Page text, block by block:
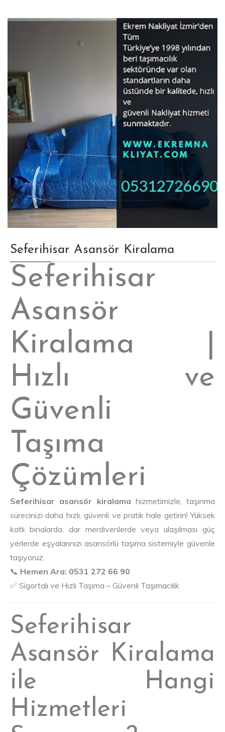
Seferihisar Asansör Kiralama
Seferihisar
Asansör
Kiralama |
Hızlı ve
Güvenli
Taşıma
Çözümleri
Seferihisar asansör kiralama hizmetimizle, taşınma
sürecinizi daha hızlı, güvenli ve pratik hale getirin! Yüksek
katlı binalarda, dar merdivenlerde veya ulaşılması güç
yerlerde eşyalarınızı asansörlü taşıma sistemiyle güvenle
taşıyoruz.
📞 Hemen Ara: 0531 272 66 90
✅ Sigortalı ve Hızlı Taşıma – Güvenli Taşımacılık
Seferihisar
Asansör Kiralama
ile Hangi
Hizmetleri